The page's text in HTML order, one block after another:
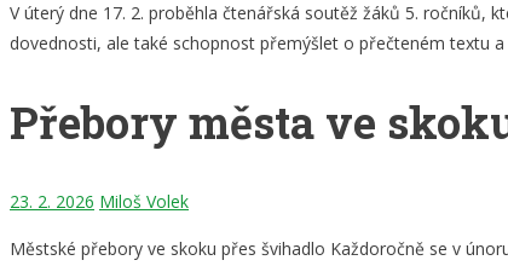
V úterý dne 17. 2. proběhla čtenářská soutěž žáků 5. ročníků,
dovednosti, ale také schopnost přemýšlet o přečteném textu
Přebory města ve
23. 2. 2026 Miloš Volek
Městské přebory ve skoku přes švihadlo Každoročně se v